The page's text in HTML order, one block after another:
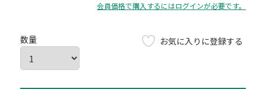
会員価格で購入するにはログインが必要です。
お気に入りに登録する